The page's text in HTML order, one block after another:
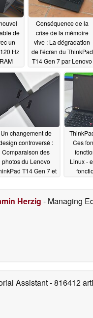
de
un
Hz
Conséquence de la
crise de la mémoire
vive : La dégradation
de l'écran du ThinkPad
T14 Gen 7 par Lenovo
06/04/2026
Un changement de
controversé :
Comparaison des
photos du Lenovo
T14 Gen 7 et
Ces
Linux -
Herzig - Managing
Assistant- 816412